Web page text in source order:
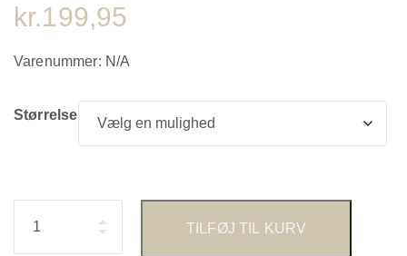
kr.199,95
Varenummer: N/A
Størrelse
TILFØJ TIL KURV